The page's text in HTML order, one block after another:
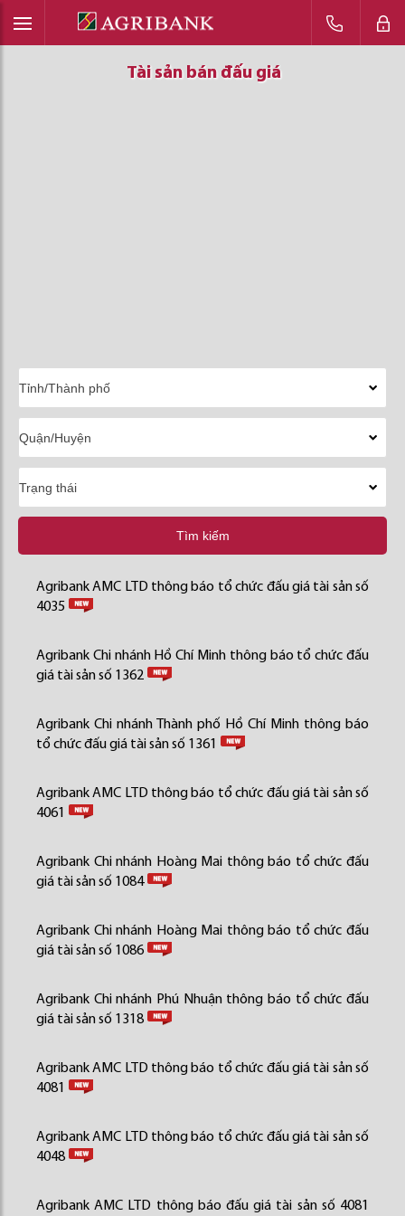
Tài sản bán đấu giá
Tài sản bán đấu giá
Tài sản bán đấu giá
Tìm kiếm
Agribank AMC LTD thông báo tổ chức đấu giá tài sản số
4035
Agribank Chi nhánh Hồ Chí Minh thông báo tổ chức đấu
giá tài sản số 1362
Agribank Chi nhánh Thành phố Hồ Chí Minh thông báo
tổ chức đấu giá tài sản số 1361
Agribank AMC LTD thông báo tổ chức đấu giá tài sản số
4061
Agribank Chi nhánh Hoàng Mai thông báo tổ chức đấu
giá tài sản số 1084
Agribank Chi nhánh Hoàng Mai thông báo tổ chức đấu
giá tài sản số 1086
Agribank Chi nhánh Phú Nhuận thông báo tổ chức đấu
giá tài sản số 1318
Agribank AMC LTD thông báo tổ chức đấu giá tài sản số
4081
Agribank AMC LTD thông báo tổ chức đấu giá tài sản số
4048
Agribank AMC LTD thông báo đấu giá tài sản số 4081